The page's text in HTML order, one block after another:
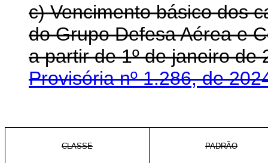
c) Vencimento básico dos
do Grupo Defesa Aérea e
a partir de 1º de janeiro
Provisória nº 1.286, de
CLASSE PADRÃO